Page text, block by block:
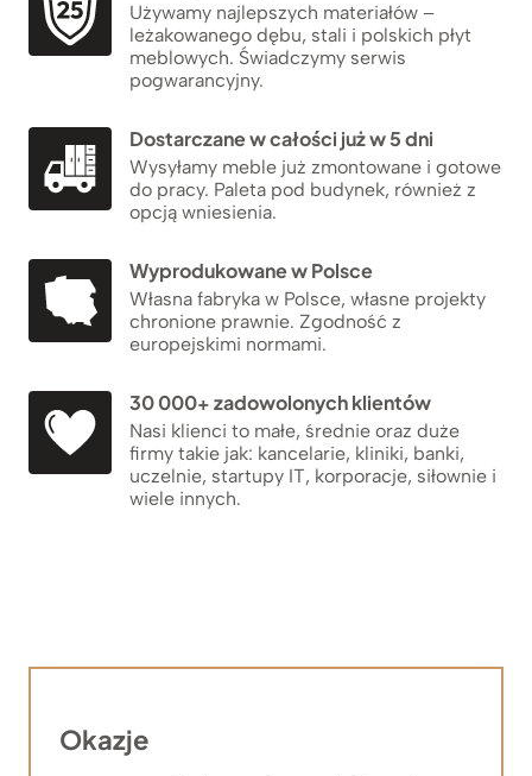
Używamy najlepszych materiałów –
leżakowanego dębu, stali i polskich płyt
meblowych. Świadczymy serwis
pogwarancyjny.
Dostarczane w całości już w 5 dni
Wysyłamy meble już zmontowane i gotowe
do pracy. Paleta pod budynek, również z
opcją wniesienia.
Wyprodukowane w Polsce
Własna fabryka w Polsce, własne projekty
chronione prawnie. Zgodność z
europejskimi normami.
30 000+ zadowolonych klientów
Nasi klienci to małe, średnie oraz duże
firmy takie jak: kancelarie, kliniki, banki,
uczelnie, startupy IT, korporacje, siłownie i
wiele innych.
Okazje